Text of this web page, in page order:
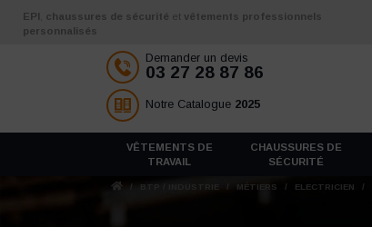
Aller au contenu
EPI chaussures de sécurité et vêtements professionnels
personnalisés
Demander un devis
03 27 28 87 86
Notre Catalogue 2025
VÊTEMENTS DE
TRAVAIL
CHAUSSURES DE
SÉCURITÉ
/ BTP / INDUSTRIE MÉTIERS / ELECTRICIEN /